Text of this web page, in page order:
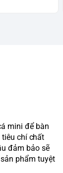
mini để bàn
tiêu chí chất
đảm bảo sẽ
phẩm tuyệt